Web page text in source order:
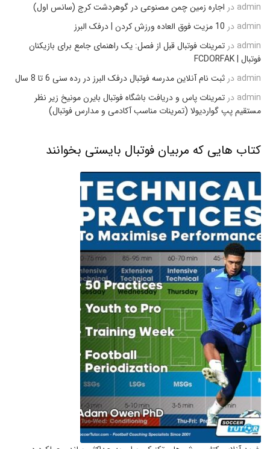
admin در اجاره زمین چمن مصنوعی در گوهردشت کرج (سانس اول)
admin در 10 مزیت فوق العاده ورزش کردن | درفک البرز
admin در تمرینات فوتبال قبل از فصل: یک راهنمای جامع برای بازیکنان
فوتبال | FCDORFAK
admin در ثبت نام آنلاین مدرسه فوتبال درفک البرز در رده سنی 6 تا 8 سال
admin در تمرینات پاس و دریافت باشگاه فوتبال بایرن مونیخ زیر نظر
مستقیم پپ گواردیولا (تمرینات مناسب آکادمی و مدارس فوتبال)
کتاب هایی که مربیان فوتبال بایستی بخوانند